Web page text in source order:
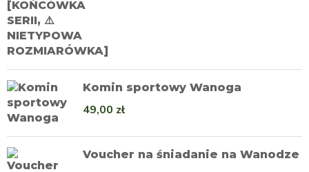
Komin sportowy Wanoga
49,00 zł
Voucher na śniadanie na Wanodze